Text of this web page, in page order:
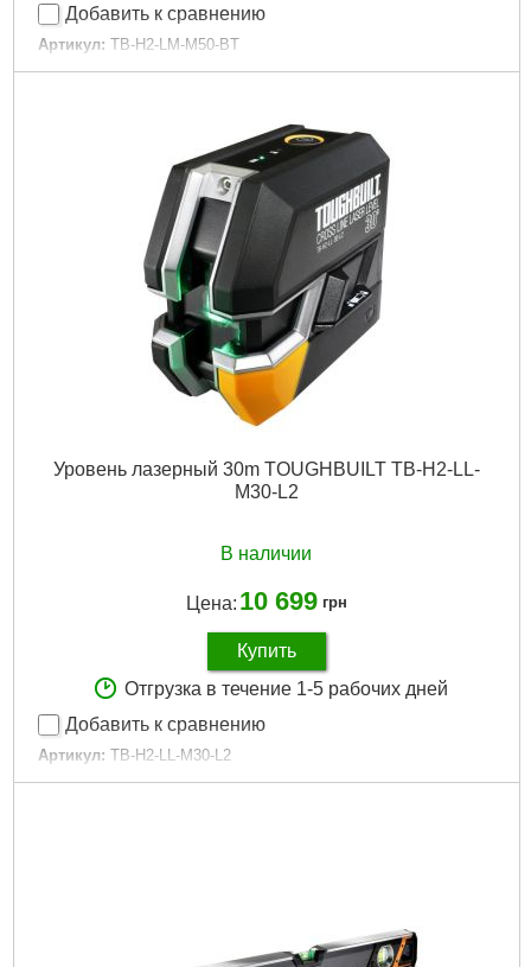
Добавить к сравнению
Артикул: TB-H2-LM-M50-BT
Код товара: 29.10.00
Уровень лазерный 30m TOUGHBUILT TB-H2-LL-
M30-L2
В наличии
Цена: 10 699 грн
Купить
Отгрузка в течение 1-5 рабочих дней
Добавить к сравнению
Артикул: TB-H2-LL-M30-L2
Код товара: 29.09.39